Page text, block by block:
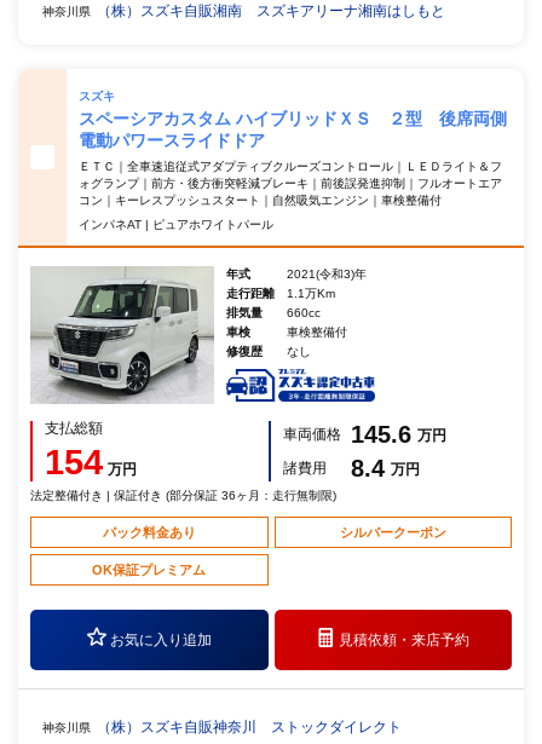
神奈川県 （株）スズキ自販湘南 スズキアリーナ湘南はしもと
スズキ
スペーシアカスタム ハイブリッドＸＳ ２型 後席両側
電動パワースライドドア
ＥＴＣ｜全車速追従式アダプティブクルーズコントロール｜ＬＥＤライト＆フ
ォグランプ｜前方・後方衝突軽減ブレーキ｜前後誤発進抑制｜フルオートエア
コン｜キーレスプッシュスタート｜自然吸気エンジン｜車検整備付
インパネAT | ピュアホワイトパール
年式
2021(令和3)年
走行距離
1.1万Km
排気量
660cc
車検
車検整備付
修復歴
なし
支払総額
154 万円
車両価格 145.6 万円
諸費用
8.4 万円
法定整備付き | 保証付き (部分保証 36ヶ月：走行無制限)
パック料金あり シルバークーポン
OK保証プレミアム
お気に入り追加 見積依頼・来店予約
神奈川県 （株）スズキ自販神奈川 ストックダイレクト